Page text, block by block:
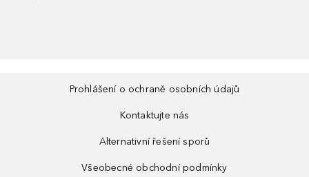
Prohlášení o ochraně osobních údajů
Kontaktujte nás
Alternativní řešení sporů
Všeobecné obchodní podmínky